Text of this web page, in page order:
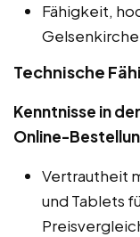
Fähigkeit,
Technische
Kenntnisse in
Online-
Vertrautheit
und Tablets